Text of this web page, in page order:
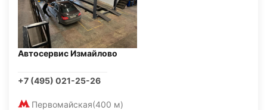
Автосервис Измайлово
+7 (495) 021-25-26
Первомайская(400 м)